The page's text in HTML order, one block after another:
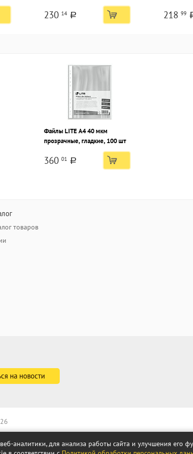
фиолетовая, металлическая
окантовка, карман для
маркировки этикетки,
230 14 a 218 99
Файлы LITE А4 40 мкм
прозрачные, гладкие, 100 шт
360 01 a
товаров
аналитики, для анализа работы сайта и улучшения его